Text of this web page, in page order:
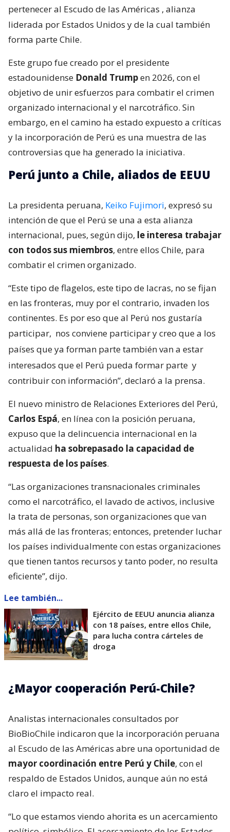
pertenecer al Escudo de las Américas , alianza
liderada por Estados Unidos y de la cual también
forma parte Chile.
Este grupo fue creado por el presidente
estadounidense Donald Trumpen 2026, con el
objetivo de unir esfuerzos para combatir el crimen
organizado internacional y el narcotráfico. Sin
embargo, en el camino ha estado expuesto a críticas
y la incorporación de Perú es una muestra de las
controversias que ha generado la iniciativa.
Perú junto a Chile, aliados de EEUU
La presidenta peruana, Keiko Fujimori, expresó su
intención de que el Perú se una a esta alianza
internacional, pues, según dijo, le interesa trabajar
con todos sus miembros, entre ellos Chile, para
combatir el crimen organizado.
“Este tipo de flagelos, este tipo de lacras, no se fijan
en las fronteras, muy por el contrario, invaden los
continentes. Es por eso que al Perú nos gustaría
participar, nos conviene participar y creo que a los
países que ya forman parte también van a estar
interesados que el Perú pueda formar parte y
contribuir con información”, declaró a la prensa.
El nuevo ministro de Relaciones Exteriores del Perú,
Carlos Espá, en línea con la posición peruana,
expuso que la delincuencia internacional en la
actualidad ha sobrepasado la capacidad de
respuesta de los países.
“Las organizaciones transnacionales criminales
como el narcotráfico, el lavado de activos, inclusive
la trata de personas, son organizaciones que van
más allá de las fronteras; entonces, pretender luchar
los países individualmente con estas organizaciones
que tienen tantos recursos y tanto poder, no resulta
eficiente”, dijo.
Lee también...
Ejército de EEUU anuncia alianza
con 18 países, entre ellos Chile,
para lucha contra cárteles de
droga
¿Mayor cooperación Perú-Chile?
Analistas internacionales consultados por
BioBioChile indicaron que la incorporación peruana
al Escudo de las Américas abre una oportunidad de
mayor coordinación entre Perú y Chile, con el
respaldo de Estados Unidos, aunque aún no está
claro el impacto real.
“Lo que estamos viendo ahorita es un acercamiento